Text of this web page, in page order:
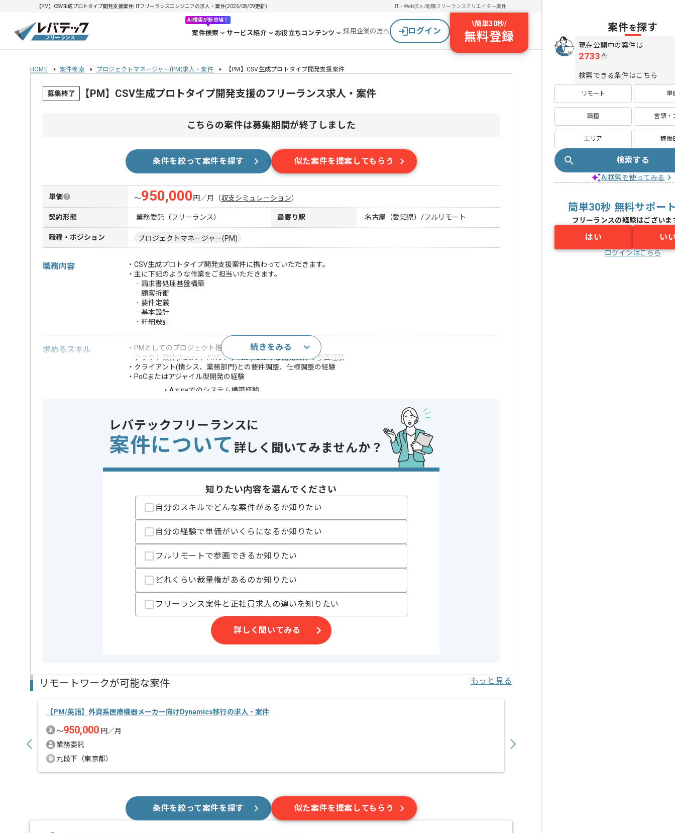
【PM】CSV生成プロトタイプ開発支援案件| ITフリーランスエンジニアの求人・案件(2026/08/09更新) IT・Web求人/転職フリーランスクリエイター案件
AI検索が新登場！
案件検索 サービス紹介 お役立ちコンテンツ 採用企業の方へ ログイン
\簡単30秒/
無料登録
HOME 案件検索 プロジェクトマネージャー(PM)求人・案件 【PM】CSV生成プロトタイプ開発支援案件
募集終了 【PM】CSV生成プロトタイプ開発支援のフリーランス求人・案件
こちらの案件は募集期間が終了しました
条件を絞って案件を探す 似た案件を提案してもらう
単価 〜950,000 円／月 （収支シミュレーション）
契約形態 業務委託（フリーランス） 最寄り駅 名古屋（愛知県）/フルリモート
職種・ポジション プロジェクトマネージャー(PM)
職務内容
・CSV生成プロトタイプ開発支援案件に携わっていただきます。
・主に下記のような作業をご担当いただきます。
‐請求書処理基盤構築
‐顧客折衝
‐要件定義
‐基本設計
‐詳細設計
求めるスキル
・PMとしてのプロジェクト推進経験
・クラウド案件(Azure 、AWSいずれか)における開発案件の参画経験
・クライアント(情シス、業務部門)との要件調整、仕様調整の経験
・PoCまたはアジャイル型開発の経験
・Azureでのシステム構築経験
・業務フロー設計、業務改善プロジェクトの経験
・CI/CDまたはGitHubを用いた開発プロジェクト経験
※上記に似た経験やスキルをお持ちであれば申し込み可能なケースもございます！まずはお気軽にご相談ください！
この案件で扱う技術 クラウド
Microsoft Azure , AWS
精算条件
有
精算基準時間
140時間〜180時間
支払いサイト
15日
初日はPC貸与や設定等で現地での作業が発生しますが、その後フルリモートを想定しております。
レバテックからの参画実績が豊富な企業様の案件ですので、安心してご参画いただけます。
続きをみる
レバテックフリーランスに
案件について 詳しく聞いてみませんか？
知りたい内容を選んでください
自分のスキルでどんな案件があるか知りたい
自分の経験で単価がいくらになるか知りたい
フルリモートで参画できるか知りたい
どれくらい裁量権があるのか知りたい
フリーランス案件と正社員求人の違いを知りたい
詳しく聞いてみる
リモートワークが可能な案件 もっと見る
【PM/英語】外資系医療機器メーカー向けDynamics移行の求人・案件
〜950,000 円／月
業務委託
九段下（東京都）
条件を絞って案件を探す 似た案件を提案してもらう
案件を探す
現在公開中の案件は
2733 件
検索できる条件はこちら
リモート 単
職種 言語・
エリア 稼働
検索する
AI検索を使ってみる
簡単30秒 無料サポー
フリーランスの経験はございま
はい い
ログインはこちら